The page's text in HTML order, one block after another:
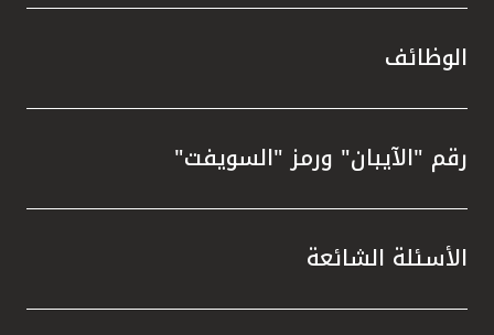
الوظائف
رقم "الآيبان" ورمز "السويفت"
الأسئلة الشائعة